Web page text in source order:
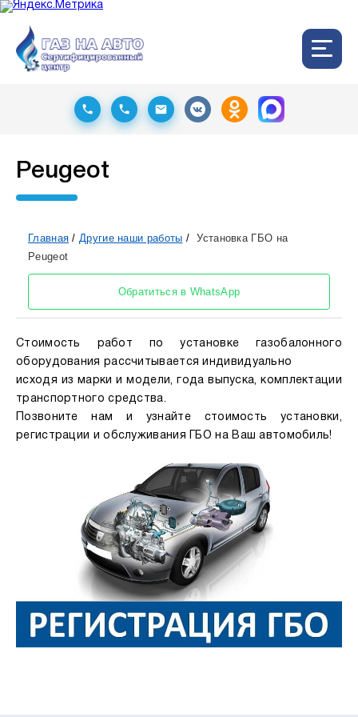
Peugeot
Главная /Другие наши работы /
Установка ГБО на
Peugeot
Обратиться в WhatsApp
Стоимость работ по установке газобалонного
оборудования рассчитывается индивидуально
исходя из марки и модели, года выпуска, комплектации
транспортного средства.
Позвоните нам и узнайте стоимость установки,
регистрации и обслуживания ГБО на Ваш автомобиль!